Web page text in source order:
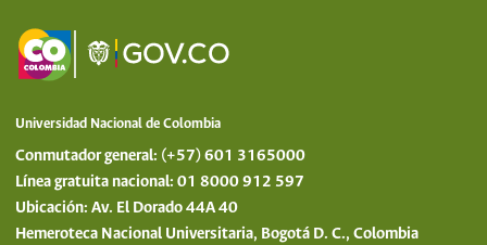
Universidad Nacional de Colombia
Conmutador general: (+57) 601 3165000
Línea gratuita nacional: 01 8000 912 597
Ubicación: Av. El Dorado 44A 40
Hemeroteca Nacional Universitaria, Bogotá D. C., Colombia